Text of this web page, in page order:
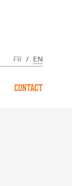
FR / EN
CONTACT